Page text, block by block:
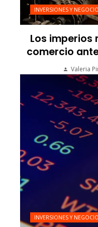
INVERSIONES Y
Los imperios
comercio
Valeria
INVERSIONES Y